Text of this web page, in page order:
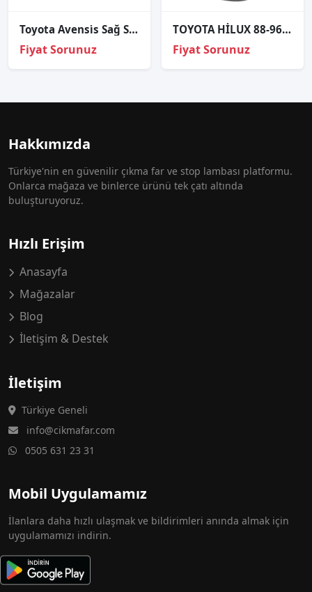
Toyota Avensi̇s Sağ Sol Stop Sıfır İthal 2006-2009
Fiyat Sorunuz
TOYOTA HİLUX 88-96 MODEL SAĞ STOP LAMBASI
Fiyat Sorunuz
Hakkımızda
Türkiye'nin en güvenilir çıkma far ve stop lambası platformu.
Onlarca mağaza ve binlerce ürünü tek çatı altında
buluşturuyoruz.
Hızlı Erişim
Anasayfa
Mağazalar
Blog
İletişim & Destek
İletişim
Türkiye Geneli
info@cikmafar.com
0505 631 23 31
Mobil Uygulamamız
İlanlara daha hızlı ulaşmak ve bildirimleri anında almak için
uygulamamızı indirin.